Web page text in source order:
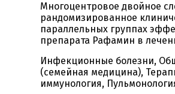
Многоцентровое двойное
рандомизированное
параллельных группах
препарата Рафамин в
Инфекционные болезни,
(семейная медицина),
иммунология,